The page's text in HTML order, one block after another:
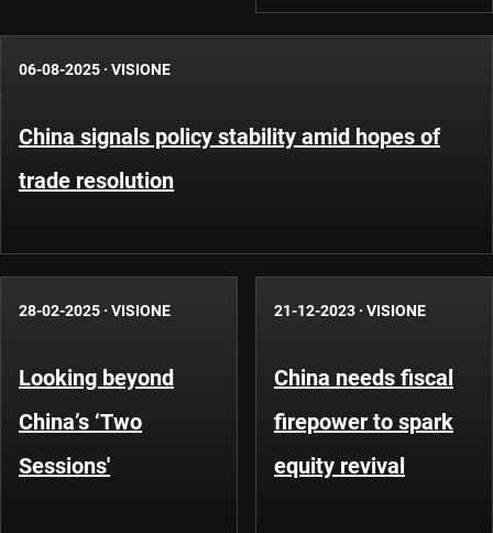
06-08-2025 · VISIONE
China signals policy stability amid hopes of
trade resolution
28-02-2025 · VISIONE
Looking beyond
China’s ‘Two
Sessions'
21-12-2023 · VISIONE
China needs fiscal
firepower to spark
equity revival